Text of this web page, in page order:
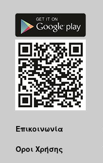
Επικοινωνία
Όροι Χρήσης